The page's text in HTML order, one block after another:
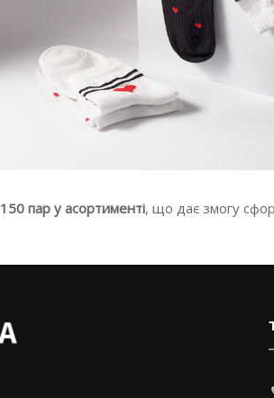
150 пар у асортименті, що дає змогу